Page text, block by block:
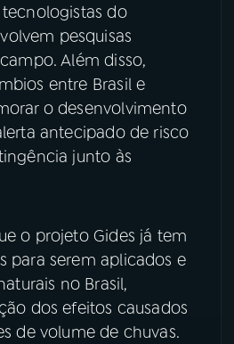
do
pesquisas
Além disso,
entre Brasil e
o desenvolvimento
antecipado de risco
junto às
o projeto Gides já tem
para serem aplicados e
no Brasil,
dos efeitos causados
de volume de chuvas.